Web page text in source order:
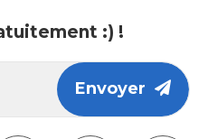
:) !
Envoyer